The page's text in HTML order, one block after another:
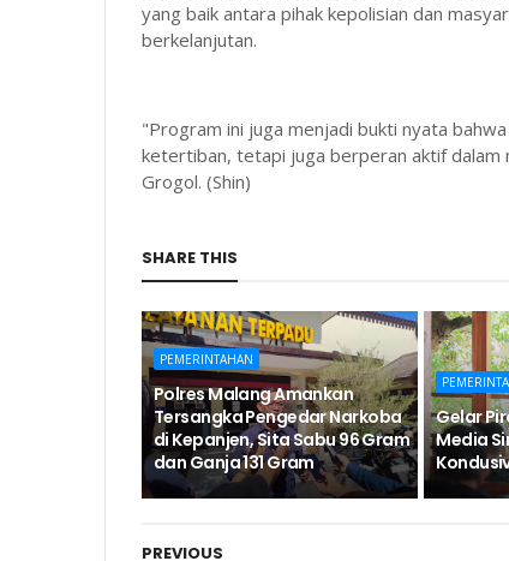
yang baik antara pihak kepolisian dan
berkelanjutan.
"Program ini juga menjadi bukti nyata
ketertiban, tetapi juga berperan aktif dalam
Grogol. (Shin)
SHARE THIS
PEMERINTAHAN
Polres Malang Amankan
Tersangka Pengedar Narkoba
di Kepanjen, Sita Sabu 96 Gram
dan Ganja 131 Gram
Gelar
Media
PREVIOUS